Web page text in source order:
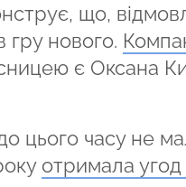
що,
гру нового.
є Оксана
цього часу не
отримала